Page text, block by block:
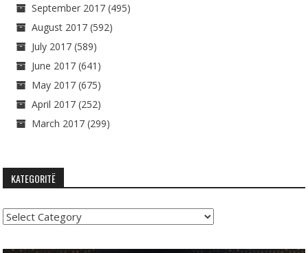
September 2017 (495)
August 2017 (592)
July 2017 (589)
June 2017 (641)
May 2017 (675)
April 2017 (252)
March 2017 (299)
KATEGORITË
Kategoritë